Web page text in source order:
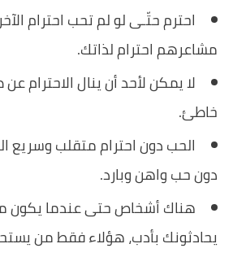
احترم حتّـى لو لم تحب احترام
مشاعرهم احترام لذاتك.
لا يمكن لأحد أن ينال الاحترام
خاطئ.
الحب دون احترام متقلب وسريع
دون حب واهن وبارد.
هناك أشخاص حتى عندما
يحادثونك بأدب، هؤلاء فقط من